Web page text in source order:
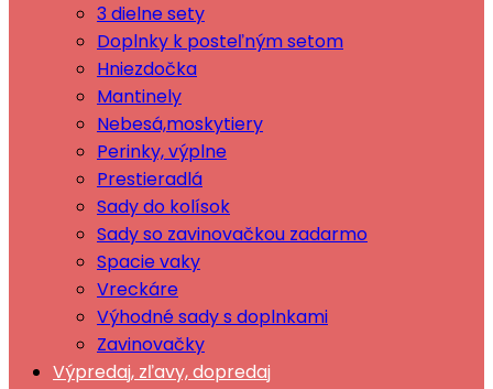
3 dielne sety
Doplnky k posteľným setom
Hniezdočka
Mantinely
Nebesá,moskytiery
Perinky, výplne
Prestieradlá
Sady do kolísok
Sady so zavinovačkou zadarmo
Spacie vaky
Vreckáre
Výhodné sady s doplnkami
Zavinovačky
Výpredaj, zľavy, dopredaj